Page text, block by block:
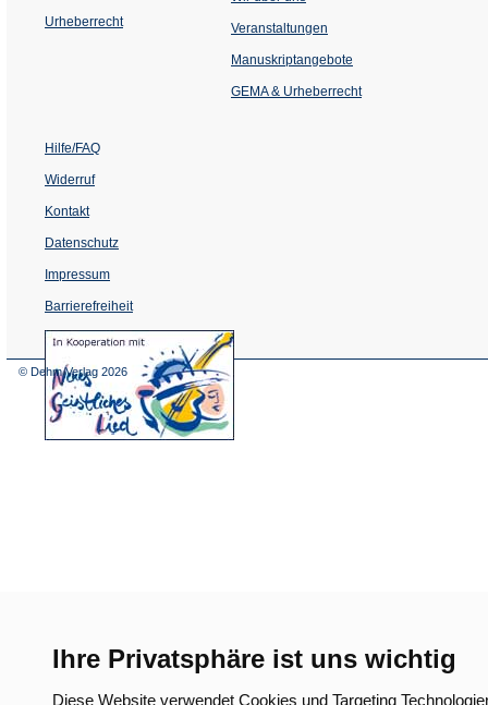
Ihre Privatsphäre ist uns wichtig
Diese Website verwendet Cookies und Targeting
Urheberrecht Veranstaltungen
einem
Tab)
Manuskriptangebote
GEMA & Urheberrecht
Hilfe/FAQ
Widerruf
Kontakt
Datenschutz
Impressum
Barrierefreiheit
(Öffnet
in
© Dehm Verlag 2026